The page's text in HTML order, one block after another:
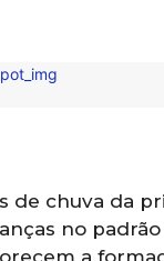
de chuva da
no